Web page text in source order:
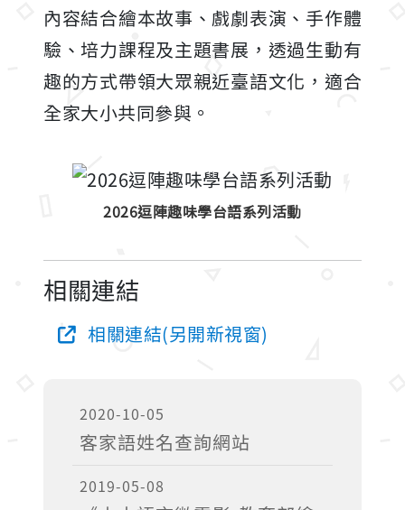
內容結合繪本故事、戲劇表演、手作體
驗、培力課程及主題書展，透過生動有
趣的方式帶領大眾親近臺語文化，適合
全家大小共同參與。
2026逗陣趣味學台語系列活動
相關連結
相關連結(另開新視窗)
2020-10-05
客家語姓名查詢網站
2019-05-08